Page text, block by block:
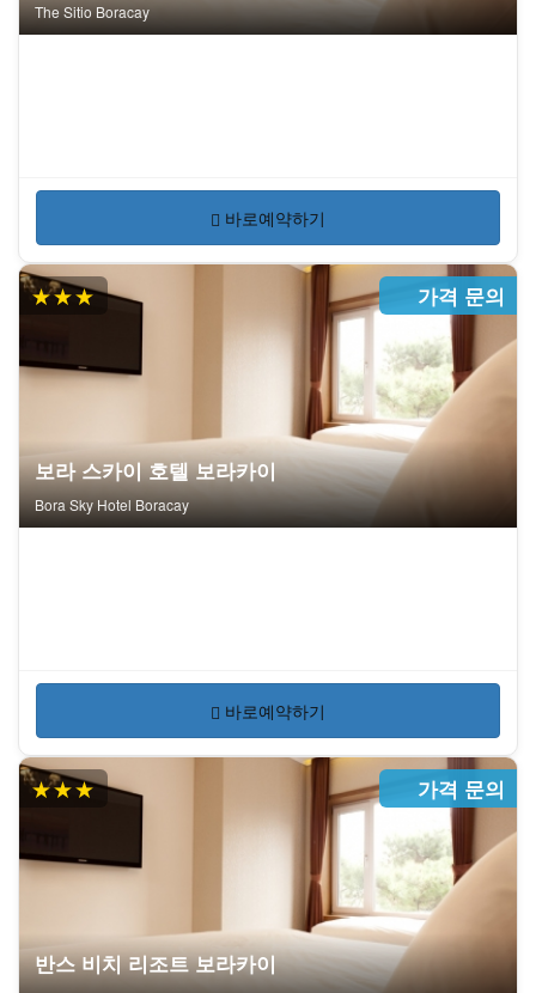
The Sitio Boracay
바로예약하기
★★★ 가격 문의
보라 스카이 호텔 보라카이
Bora Sky Hotel Boracay
바로예약하기
★★★ 가격 문의
반스 비치 리조트 보라카이